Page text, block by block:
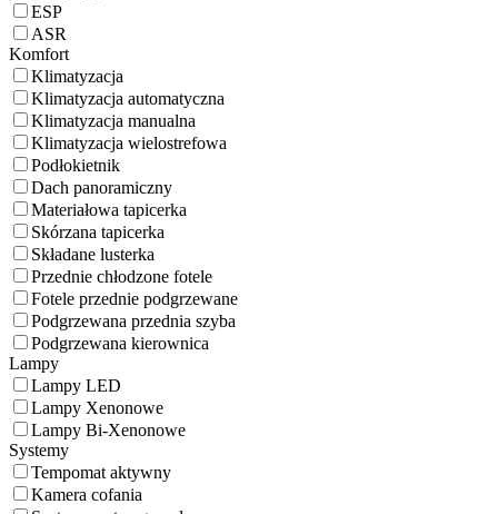
ESP
ASR
Komfort
Klimatyzacja
Klimatyzacja automatyczna
Klimatyzacja manualna
Klimatyzacja wielostrefowa
Podłokietnik
Dach panoramiczny
Materiałowa tapicerka
Skórzana tapicerka
Składane lusterka
Przednie chłodzone fotele
Fotele przednie podgrzewane
Podgrzewana przednia szyba
Podgrzewana kierownica
Lampy
Lampy LED
Lampy Xenonowe
Lampy Bi-Xenonowe
Systemy
Tempomat aktywny
Kamera cofania